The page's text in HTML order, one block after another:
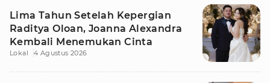
Lima Tahun Setelah Kepergian
Raditya Oloan, Joanna Alexandra
Kembali Menemukan Cinta
Lokal 4 Agustus 2026